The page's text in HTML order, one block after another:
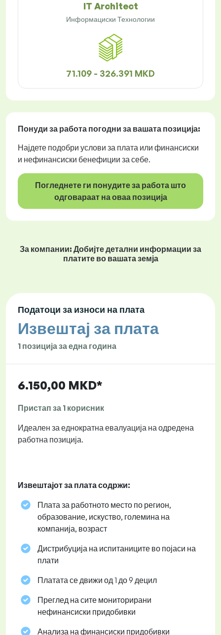
IT Architect
Информациски Технологии
71.109 - 326.391 MKD
Понуди за работа погодни за вашата позиција:
Најдете подобри услови за плата или финансиски
и нефинансиски бенефиции за себе.
Погледнете ги понудите за работа што
одговараат на оваа позиција
За компании: Добијте детални информации за
платите во вашата земја
Податоци за износи на плата
Извештај за плата
1 позиција за една година
6.150,00 MKD*
Пристап за 1 корисник
Идеален за еднократна евалуација на одредена
работна позиција.
Извештајот за плата содржи:
Плата за работното место по регион,
образование, искуство, големина на
компанија, возраст
Дистрибуција на испитаниците во појаси на
плати
Платата се движи од 1 до 9 децил
Преглед на сите мониторирани
нефинансиски придобивки
Анализа на финансиски придобивки